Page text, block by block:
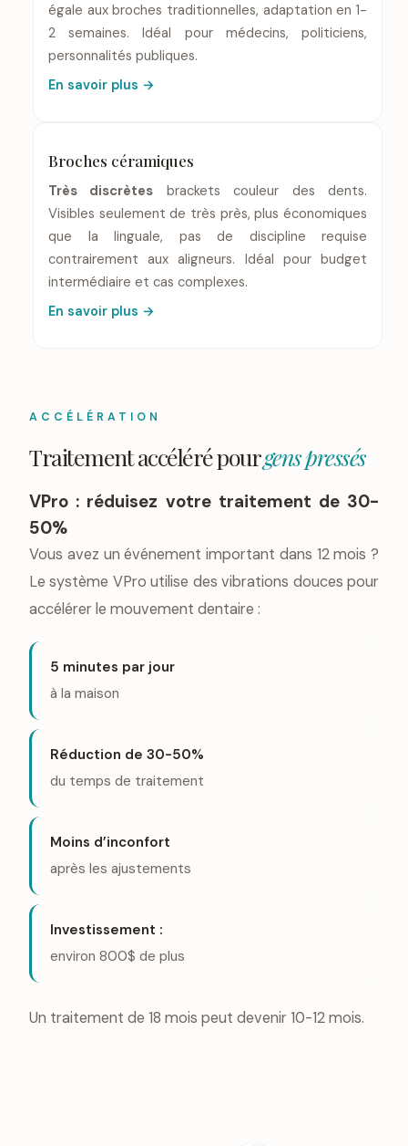
égale aux broches traditionnelles, adaptation en 1-
2 semaines. Idéal pour médecins, politiciens,
personnalités publiques.
En savoir plus →
Broches céramiques
Très discrètes brackets couleur des dents.
Visibles seulement de très près, plus économiques
que la linguale, pas de discipline requise
contrairement aux aligneurs. Idéal pour budget
intermédiaire et cas complexes.
En savoir plus →
ACCÉLÉRATION
Traitement accéléré pourgens pressés
VPro : réduisez votre traitement de 30-
50%
Vous avez un événement important dans 12 mois ?
Le système VPro utilise des vibrations douces pour
accélérer le mouvement dentaire :
5 minutes par jour
à la maison
Réduction de 30-50%
du temps de traitement
Moins d’inconfort
après les ajustements
Investissement :
environ 800$ de plus
Un traitement de 18 mois peut devenir 10-12 mois.